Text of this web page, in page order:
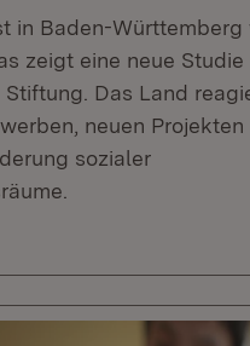
in Baden-Württemberg
zeigt eine neue Studie
Stiftung. Das Land
neuen Projekten
sozialer